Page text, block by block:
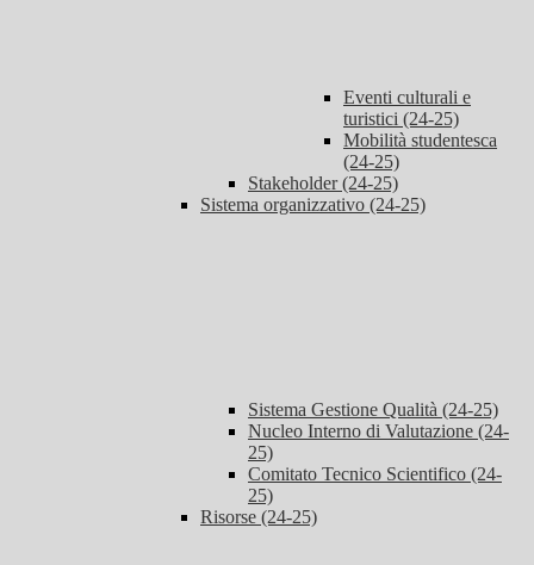
Eventi culturali e
turistici (24-25)
Mobilità studentesca
(24-25)
Stakeholder (24-25)
Sistema organizzativo (24-25)
Sistema Gestione Qualità (24-25)
Nucleo Interno di Valutazione (24-
25)
Comitato Tecnico Scientifico (24-
25)
Risorse (24-25)